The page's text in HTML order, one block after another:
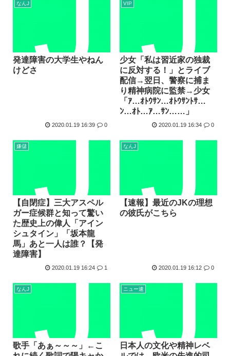
なんJ
発達障害の大学生やねん
けどさ
2020.01.19 16:39 0
VIP
少女「私は習近家の独裁
に反対する！」とライブ
配信→翌日、警察に捕ま
り精神病院に監禁→少女
「ｱ…ｵﾄｳｻﾝ…ｵﾄｳｻﾝﾄｻ…
ﾝ…ｵﾄ…ｱ…ｻﾝ……」
2020.01.19 16:34 0
嫌儲
【自閉症】三大アスペル
ガー症候群と知って驚い
た歴史上の偉人「アイン
シュタイン」「坂本龍
馬」あと一人は誰？【発
達障害】
2020.01.19 16:24 1
なんJ
【速報】最近のJKの理想
の彼氏がこちら
2020.01.19 16:12 0
なんJ
歌手「あぁ～～～」←こ
ニュー速
日本人の文化や精神レベ